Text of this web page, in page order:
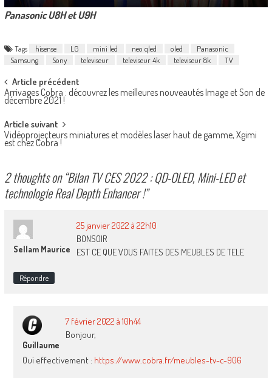
Panasonic U8H et U9H
Tags hisense LG mini led neo qled oled
Panasonic
Samsung
Sony televiseur televiseur 4k televiseur 8k TV
Post
navigation
Article précédent
Arrivages Cobra : découvrez les meilleures nouveautés Image et Son de
décembre 2021 !
Article suivant
Vidéoprojecteurs miniatures et modèles laser haut de gamme, Xgimi
est chez Cobra !
2 thoughts on “Bilan TV CES 2022 : QD-OLED, Mini-LED et
technologie Real Depth Enhancer !”
Sellam Maurice
25 janvier 2022 à 22h10
BONSOIR
EST CE QUE VOUS FAITES DES MEUBLES DE TELE
Répondre
Guillaume
7 février 2022 à 10h44
Bonjour,
Oui effectivement : https://www.cobra.fr/meubles-tv-c-906